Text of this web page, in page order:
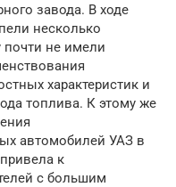
завода. В ходе
несколько
почти не имели
характеристик и
топлива. К этому же
автомобилей УАЗ в
к
с большим